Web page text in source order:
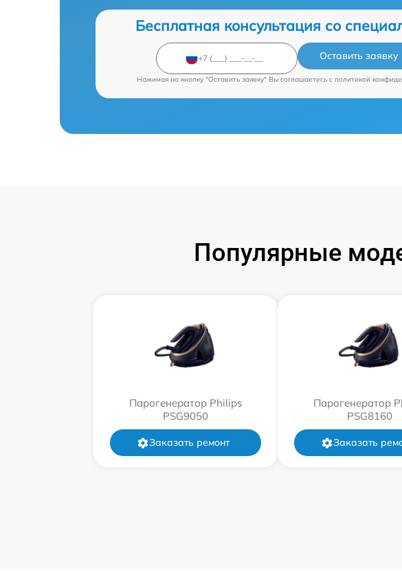
Бесплатная консультация со
Оставить заявку
Нажимая на кнопку "Оставить заявку" Вы соглашаетесь c политикой
Популярные
Парогенератор Philips
PSG9050
Заказать ремонт
Парогенератор
PSG8160
Заказать